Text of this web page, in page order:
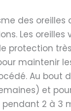
des
Les
maintenir
Au bout
et
2 à